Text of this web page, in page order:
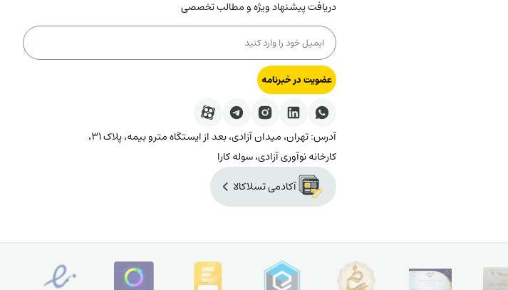
دریافت پیشنهاد ویژه و مطالب تخصصی
عضویت در خبرنامه
آدرس: تهران، میدان آزادی، بعد از ایستگاه مترو بیمه، پلاک ۳۱،
کارخانه نوآوری آزادی، سوله کارا
آکادمی تسلاکالا